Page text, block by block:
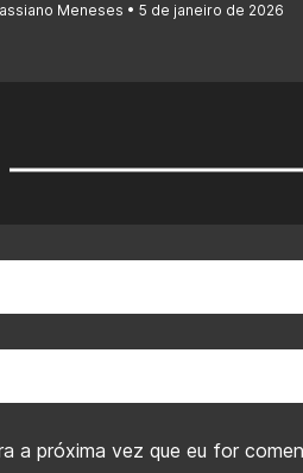
Meneses 5 de janeiro de 2026
a próxima vez que eu for